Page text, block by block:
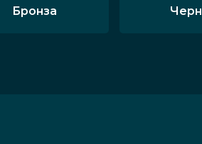
Бронза